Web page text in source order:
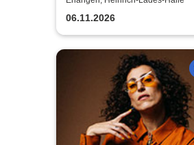
streicheln
06.11.2026